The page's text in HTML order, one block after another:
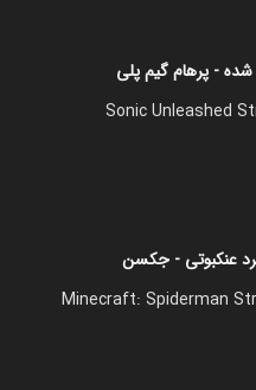
- پرهام گیم پلی
Sonic Unleashed
عنکبوتی - جکسن
Minecraft: Spiderman